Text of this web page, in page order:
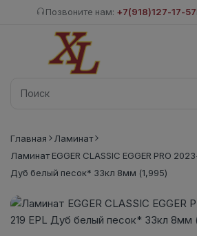
Позвоните нам: +7(918)127-17-57
Главная
Ламинат
Ламинат EGGER CLASSIC EGGER PRO
Дуб белый песок* 33кл 8мм (1,995)